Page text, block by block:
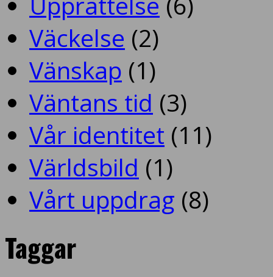
Väckelse (2)
Vänskap (1)
Väntans tid (3)
Vår identitet (11)
Världsbild (1)
Vårt uppdrag (8)
Taggar